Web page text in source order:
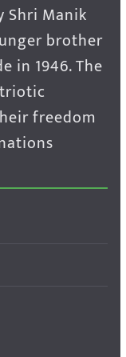
Shri Manik
brother
in 1946. The
freedom